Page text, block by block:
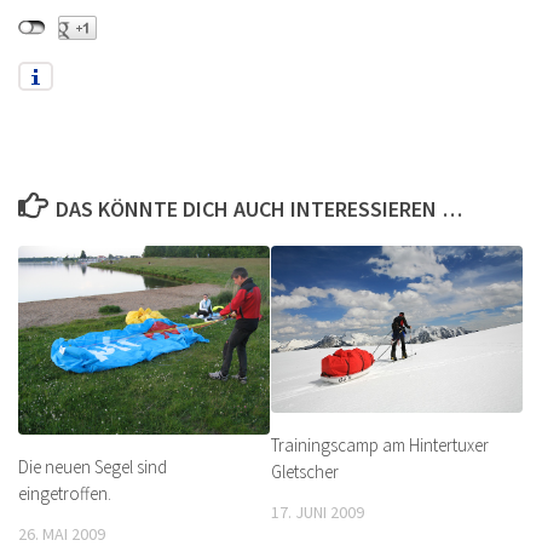
DAS KÖNNTE DICH AUCH INTERESSIEREN …
Die neuen Segel sind
eingetroffen.
26. MAI 2009
Trainingscamp am Hintertuxer
Gletscher
17. JUNI 2009